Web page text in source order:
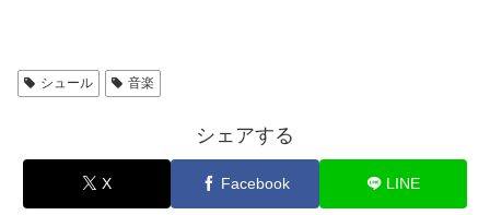
シュール 音楽
シェアする
X Facebook LINE